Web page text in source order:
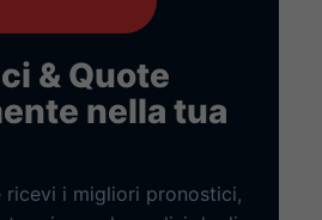
& Quote
nella tua
ricevi i migliori pronostici,